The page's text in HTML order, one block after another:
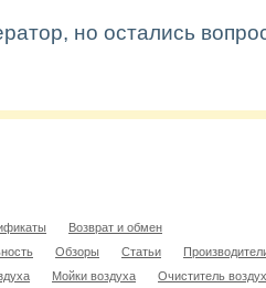
но остались
Возврат и обмен
Обзоры Статьи
Мойки воздуха Очиститель